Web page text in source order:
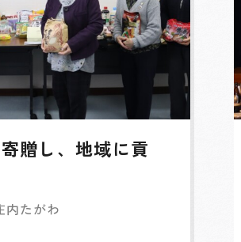
贈し、地域に貢
内たがわ